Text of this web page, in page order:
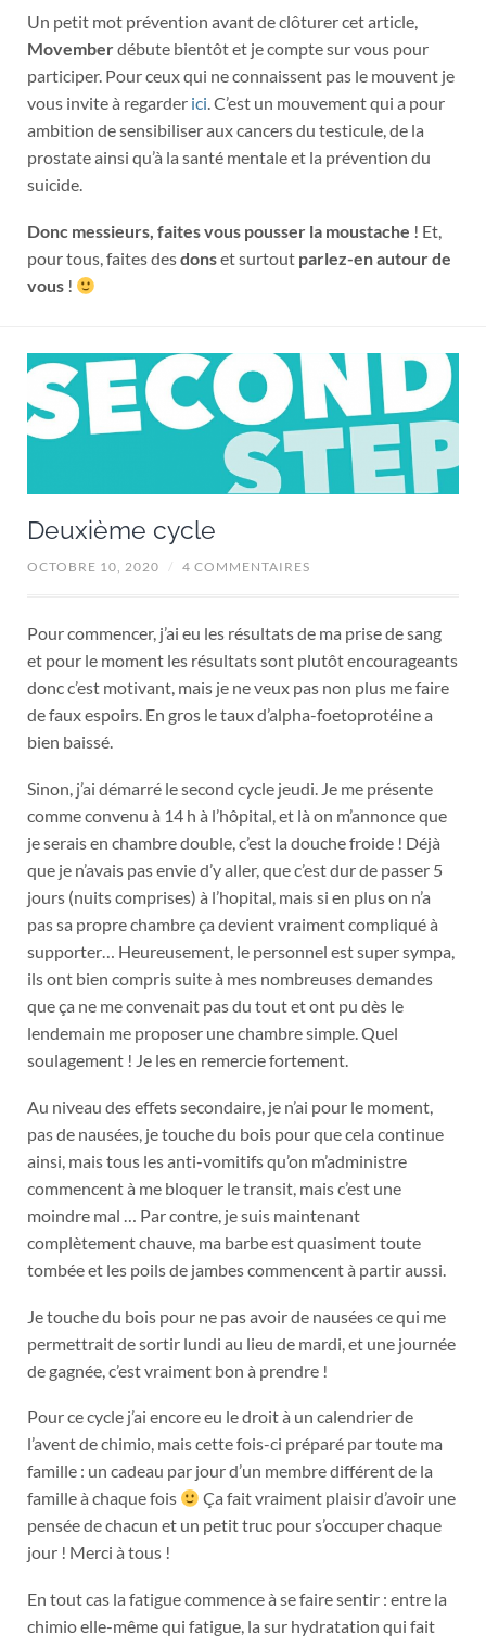
Un petit mot prévention avant de clôturer cet article,
Movemberdébute bientôt et je compte sur vous pour
participer. Pour ceux qui ne connaissent pas le mouvent je
vous invite à regarderici. C’est un mouvement qui a pour
ambition de sensibiliser aux cancers du testicule, de la
prostate ainsi qu’à la santé mentale et la prévention du
suicide.
Donc messieurs, faites vous pousser la moustache ! Et,
pour tous, faites desdonset surtout parlez-en autour de
vous!
Deuxième cycle
OCTOBRE 10, 2020 / 4 COMMENTAIRES
Pour commencer, j’ai eu les résultats de ma prise de sang
et pour le moment les résultats sont plutôt encourageants
donc c’est motivant, mais je ne veux pas non plus me faire
de faux espoirs. En gros le taux d’alpha-foetoprotéine a
bien baissé.
Sinon, j’ai démarré le second cycle jeudi. Je me présente
comme convenu à 14 h à l’hôpital, et là on m’annonce que
je serais en chambre double, c’est la douche froide ! Déjà
que je n’avais pas envie d’y aller, que c’est dur de passer 5
jours (nuits comprises) à l’hopital, mais si en plus on n’a
pas sa propre chambre ça devient vraiment compliqué à
supporter… Heureusement, le personnel est super sympa,
ils ont bien compris suite à mes nombreuses demandes
que ça ne me convenait pas du tout et ont pu dès le
lendemain me proposer une chambre simple. Quel
soulagement ! Je les en remercie fortement.
Au niveau des effets secondaire, je n’ai pour le moment,
pas de nausées, je touche du bois pour que cela continue
ainsi, mais tous les anti-vomitifs qu’on m’administre
commencent à me bloquer le transit, mais c’est une
moindre mal … Par contre, je suis maintenant
complètement chauve, ma barbe est quasiment toute
tombée et les poils de jambes commencent à partir aussi.
Je touche du bois pour ne pas avoir de nausées ce qui me
permettrait de sortir lundi au lieu de mardi, et une journée
de gagnée, c’est vraiment bon à prendre !
Pour ce cycle j’ai encore eu le droit à un calendrier de
l’avent de chimio, mais cette fois-ci préparé par toute ma
famille : un cadeau par jour d’un membre différent de la
famille à chaque fois
Ça fait vraiment plaisir d’avoir une
pensée de chacun et un petit truc pour s’occuper chaque
jour ! Merci à tous !
En tout cas la fatigue commence à se faire sentir : entre la
chimio elle-même qui fatigue, la sur hydratation qui fait